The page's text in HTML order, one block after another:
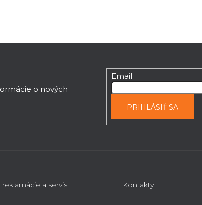
o nových
Email
PRIHLÁSIŤ SA
reklamácie a servis Kontakty